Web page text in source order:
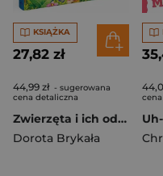
KSIĄŻKA
27,82 zł
44,99 zł - sugerowana
cena detaliczna
Zwierzęta i ich odgłosy
Dorota Brykała